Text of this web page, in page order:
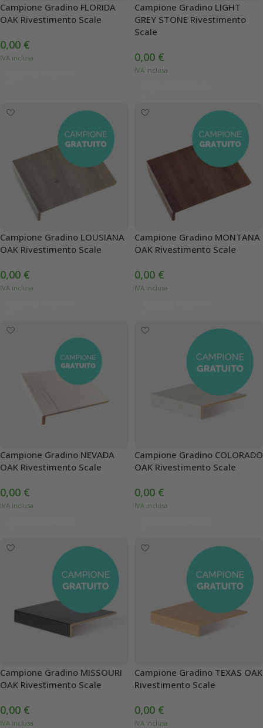
Campione Gradino FLORIDA
OAK Rivestimento Scale
0,00 €
Campione Gradino LIGHT
GREY STONE Rivestimento
Scale
0,00 €
Campione Gradino LOUSIANA
OAK Rivestimento Scale
0,00 €
Campione Gradino MONTANA
OAK Rivestimento Scale
0,00 €
Campione Gradino NEVADA
OAK Rivestimento Scale
0,00 €
Campione Gradino COLORADO
OAK Rivestimento Scale
0,00 €
Campione Gradino MISSOURI
OAK Rivestimento Scale
0,00 €
Campione Gradino TEXAS OAK
Rivestimento Scale
0,00 €